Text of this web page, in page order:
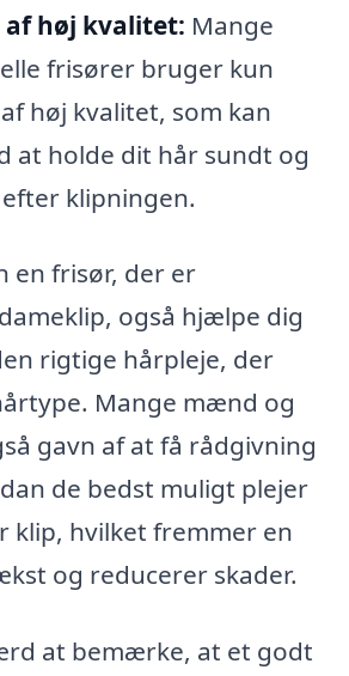
høj kvalitet: Mange
frisører bruger kun
høj kvalitet, som kan
at holde dit hår sundt og
klipningen.
en frisør, der er
også hjælpe dig
rigtige hårpleje, der
Mange mænd og
gavn af at få rådgivning
de bedst muligt plejer
klip, hvilket fremmer en
og reducerer skader.
at bemærke, at et godt